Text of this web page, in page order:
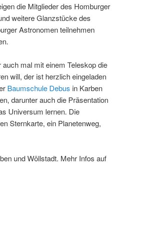
die Mitglieder des Homburger
weitere Glanzstücke des
Astronomen teilnehmen
mal mit einem Teleskop die
will, der ist herzlich eingeladen
Baumschule Debus in Karben
darunter auch die Präsentation
Universum lernen. Die
Sternkarte, ein Planetenweg,
und Wöllstadt. Mehr Infos auf